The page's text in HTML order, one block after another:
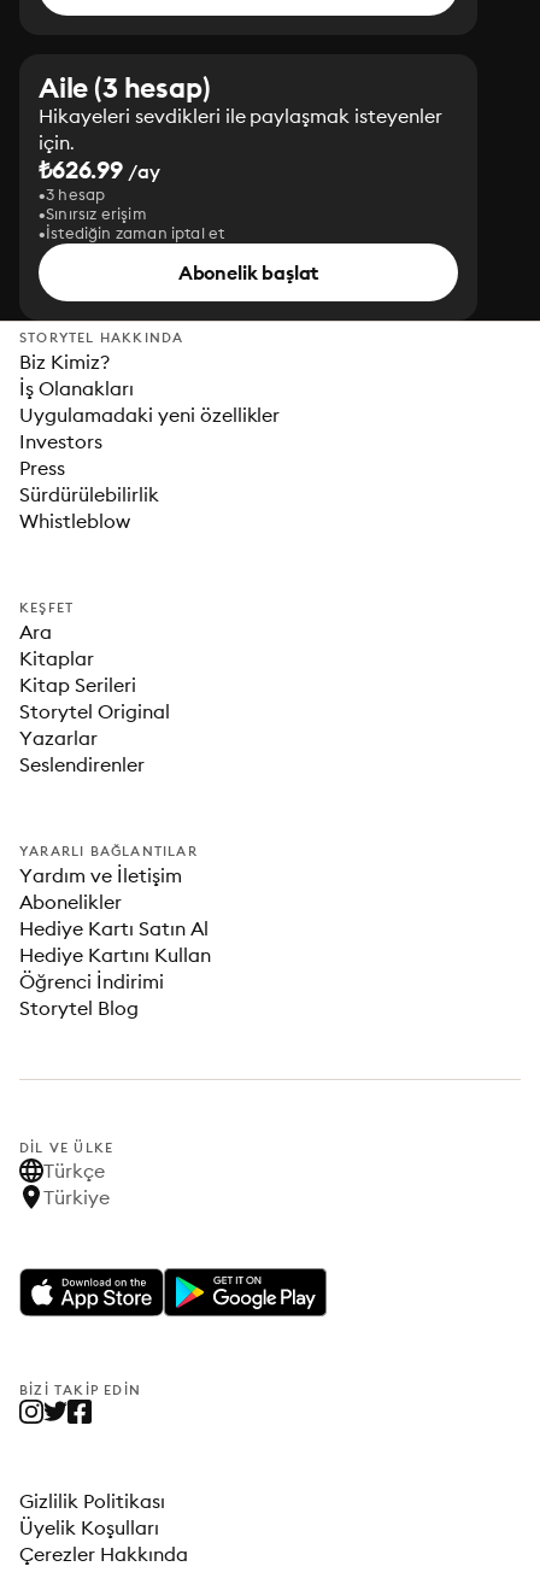
Aile (3 hesap)
Hikayeleri sevdikleri ile paylaşmak isteyenler
için.
₺626.99 /ay
3 hesap
Sınırsız erişim
İstediğin zaman iptal et
Abonelik başlat
STORYTEL HAKKINDA
Biz Kimiz?
İş Olanakları
Uygulamadaki yeni özellikler
Investors
Press
Sürdürülebilirlik
Whistleblow
KEŞFET
Ara
Kitaplar
Kitap Serileri
Storytel Original
Yazarlar
Seslendirenler
YARARLI BAĞLANTILAR
Yardım ve İletişim
Abonelikler
Hediye Kartı Satın Al
Hediye Kartını Kullan
Öğrenci İndirimi
Storytel Blog
DIL VE ÜLKE
Türkçe
Türkiye
BIZI TAKIP EDIN
Gizlilik Politikası
Üyelik Koşulları
Çerezler Hakkında